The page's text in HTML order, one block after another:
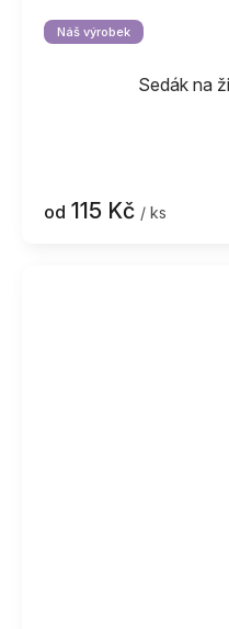
Náš výrobek
Sedák na
od 115 Kč / ks